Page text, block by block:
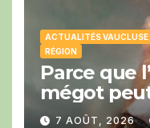
ACTUALITÉS VAUCLUSE
RÉGION
Parce que
mégot
7 AOÛT, 2026